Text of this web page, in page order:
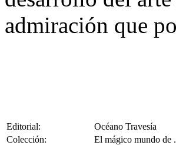
admiración que
Editorial:
Océano Travesía
Colección:
El mágico mundo de